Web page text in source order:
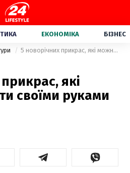
ЕКОНОМІКА БІЗНЕС
5 новорічних прикрас, які можна зробити своїми руками за півгодини
які
своїми руками